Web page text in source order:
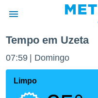
da
foi
Tempo em Uzeta
07:59 Domingo
Limpo